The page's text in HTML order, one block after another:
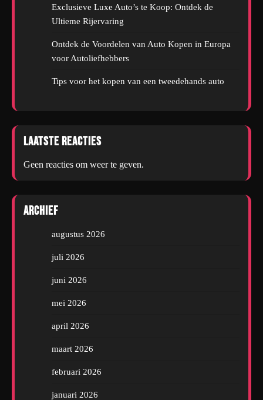
Exclusieve Luxe Auto’s te Koop: Ontdek de
Ultieme Rijervaring
Ontdek de Voordelen van Auto Kopen in Europa
voor Autoliefhebbers
Tips voor het kopen van een tweedehands auto
Laatste reacties
Geen reacties om weer te geven.
Archief
augustus 2026
juli 2026
juni 2026
mei 2026
april 2026
maart 2026
februari 2026
januari 2026